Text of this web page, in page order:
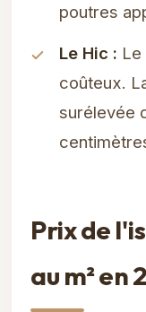
poutres
Le Hic :
coûteux.
surélevée
Prix de
au m² en